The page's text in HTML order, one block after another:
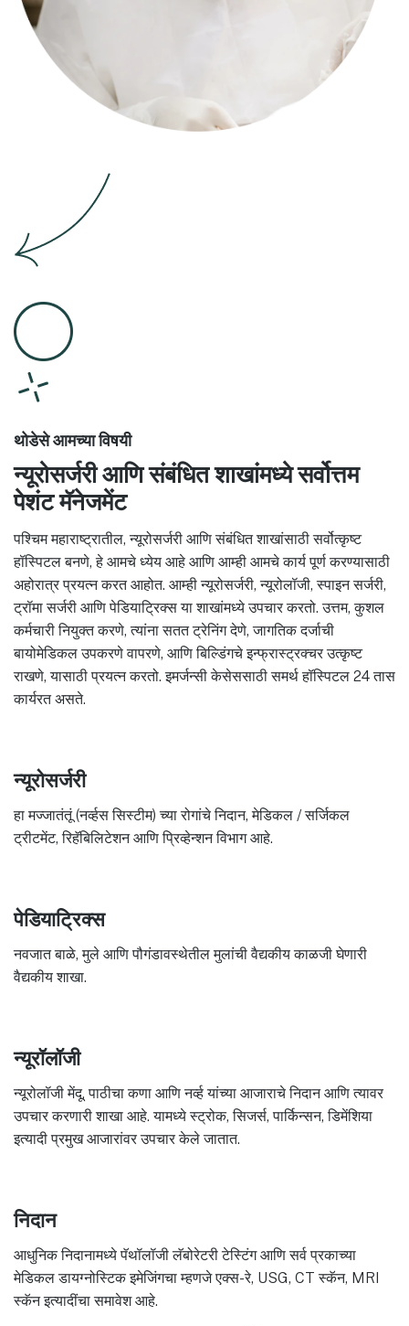
थोडेसे आमच्या विषयी
न्यूरोसर्जरी आणि संबंधित शाखांमध्ये सर्वोत्तम
पेशंट मॅनेजमेंट
पश्चिम महाराष्ट्रातील, न्यूरोसर्जरी आणि संबंधित शाखांसाठी सर्वोत्कृष्ट
हॉस्पिटल बनणे, हे आमचे ध्येय आहे आणि आम्ही आमचे कार्य पूर्ण करण्यासाठी
अहोरात्र प्रयत्न करत आहोत. आम्ही न्यूरोसर्जरी, न्यूरोलॉजी, स्पाइन सर्जरी,
ट्रॉमा सर्जरी आणि पेडियाट्रिक्स या शाखांमध्ये उपचार करतो. उत्तम, कुशल
कर्मचारी नियुक्त करणे, त्यांना सतत ट्रेनिंग देणे, जागतिक दर्जाची
बायोमेडिकल उपकरणे वापरणे, आणि बिल्डिंगचे इन्फ्रास्ट्रक्चर उत्कृष्ट
राखणे, यासाठी प्रयत्न करतो. इमर्जन्सी केसेससाठी समर्थ हॉस्पिटल 24 तास
कार्यरत असते.
न्यूरोसर्जरी
हा मज्जातंतूं (नर्व्हस सिस्टीम) च्या रोगांचे निदान, मेडिकल / सर्जिकल
ट्रीटमेंट, रिहॅबिलिटेशन आणि प्रिव्हेन्शन विभाग आहे.
पेडियाट्रिक्स
नवजात बाळे, मुले आणि पौगंडावस्थेतील मुलांची वैद्यकीय काळजी घेणारी
वैद्यकीय शाखा.
न्यूरॉलॉजी
न्यूरोलॉजी मेंदू, पाठीचा कणा आणि नर्व्ह यांच्या आजाराचे निदान आणि त्यावर
उपचार करणारी शाखा आहे. यामध्ये स्ट्रोक, सिजर्स, पार्किन्सन, डिमेंशिया
इत्यादी प्रमुख आजारांवर उपचार केले जातात.
निदान
आधुनिक निदानामध्ये पॅथॉलॉजी लॅबोरेटरी टेस्टिंग आणि सर्व प्रकाच्या
मेडिकल डायग्नोस्टिक इमेजिंगचा म्हणजे एक्स-रे, USG, CT स्कॅन, MRI
स्कॅन इत्यादींचा समावेश आहे.